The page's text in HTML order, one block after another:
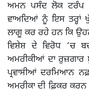
ਅਮਨ ਪਸੰਦ ਲੋਕ ਟਰੰਪ
ਵਾਅਦਿਆਂ ਨੂੰ ਇਸ ਤਰ੍ਹਾਂ
ਲਾਗੂ ਕਰ ਰਹੇ ਹਨ ਕਿ
ਵਿਸ਼ੇਸ਼ ਦੇ ਵਿਰੋਧ ‘ਚ
ਅਮਰੀਕੀਆਂ ਦਾ ਰੁਜ਼ਗਾਰ
ਪ੍ਰਵਾਸੀਆਂ ਦਰਮਿਆਨ
ਅਮਰੀਕਾ ਦੀ ਫ਼ਿਕਰ